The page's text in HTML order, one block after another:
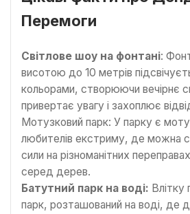
Перемоги
Світлове шоу на фонтані:
висотою до 10 метрів
кольорами, створюючи вечірнє
привертає увагу і захоплює
Мотузковий парк: У парку є
любителів екстриму, де можна
сили на різноманітних
серед дерев.
Батутний парк на воді:
парк, розташований на воді, де